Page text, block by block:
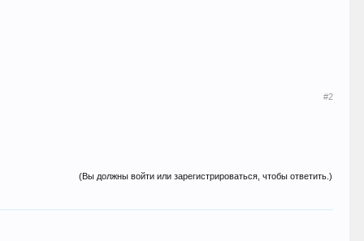
#2
(Вы должны войти или зарегистрироваться, чтобы ответить.)